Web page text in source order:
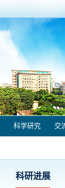
科学研究 交
科研进展